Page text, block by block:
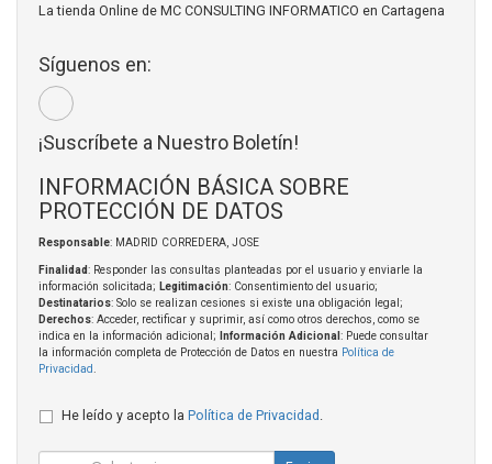
La tienda Online de MC CONSULTING INFORMATICO en Cartagena
Síguenos en:
¡Suscríbete a Nuestro Boletín!
INFORMACIÓN BÁSICA SOBRE
PROTECCIÓN DE DATOS
Responsable: MADRID CORREDERA, JOSE
Finalidad: Responder las consultas planteadas por el usuario y enviarle la
información solicitada; Legitimación: Consentimiento del usuario;
Destinatarios: Solo se realizan cesiones si existe una obligación legal;
Derechos: Acceder, rectificar y suprimir, así como otros derechos, como se
indica en la información adicional;
Información Adicional : Puede consultar
la información completa de Protección de Datos en nuestra Política de
Privacidad
He leído y acepto la Política de Privacidad